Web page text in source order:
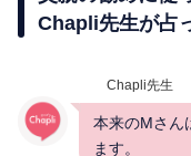
Chapli先生が占
Chapli先生
本来のMさん
ます。